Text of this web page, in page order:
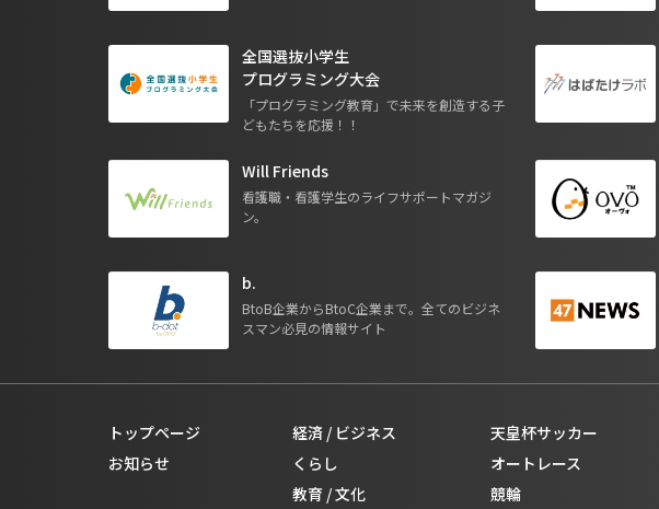
全国選抜小学生
プログラミング大会
「プログラミング教育」で未来を創造する子
どもたちを応援！！
Will Friends
看護職・看護学生のライフサポートマガジ
ン。
b.
BtoB企業からBtoC企業まで。全てのビジネ
スマン必見の情報サイト
トップページ
お知らせ
経済 / ビジネス
くらし
教育 / 文化
天皇杯サッカー
オートレース
競輪